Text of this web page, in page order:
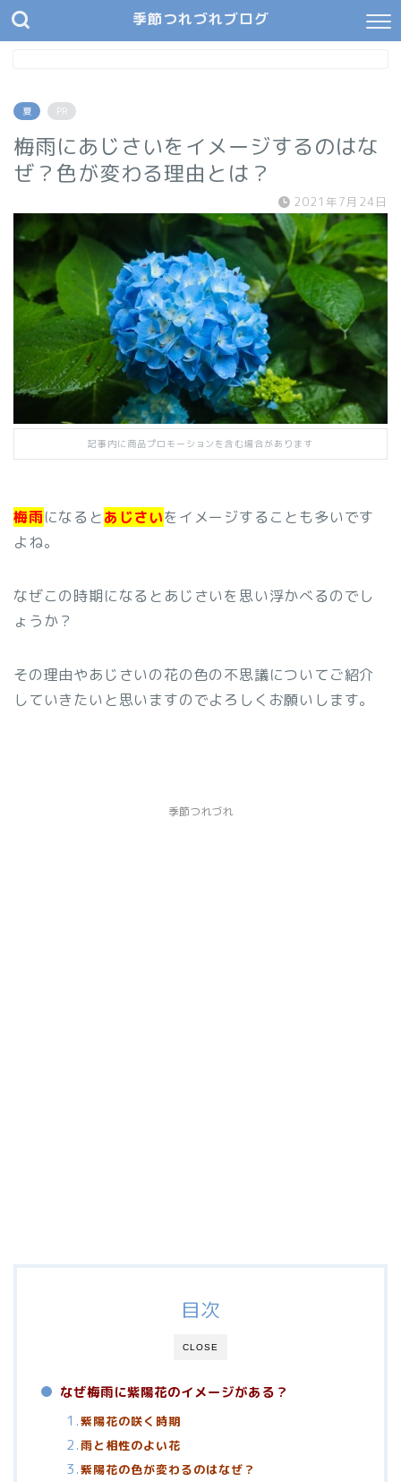
季節つれづれブログ
夏 PR
梅雨にあじさいをイメージするのはな
ぜ？色が変わる理由とは？
2021年7月24日
記事内に商品プロモーションを含む場合があります
梅雨になるとあじさいをイメージすることも多いです
よね。
なぜこの時期になるとあじさいを思い浮かべるのでし
ょうか？
その理由やあじさいの花の色の不思議についてご紹介
していきたいと思いますのでよろしくお願いします。
季節つれづれ
CLOSE
目次
なぜ梅雨に紫陽花のイメージがある？
紫陽花の咲く時期
雨と相性のよい花
紫陽花の色が変わるのはなぜ？